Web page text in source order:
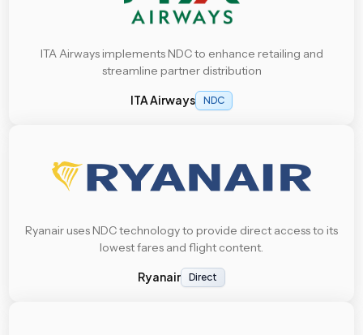
ITA Airways implements NDC to enhance retailing and
streamline partner distribution
ITA Airways NDC
Ryanair uses NDC technology to provide direct access to its
lowest fares and flight content.
Ryanair Direct